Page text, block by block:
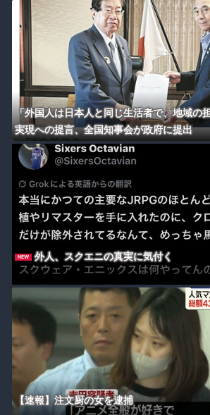
「外国人は日本人と同じ生活者で、地域の
実現への提言、全国知事会が政府に提出
NEW 外人、スクエニの真実に気付く
【速報】注文厨の女を逮捕